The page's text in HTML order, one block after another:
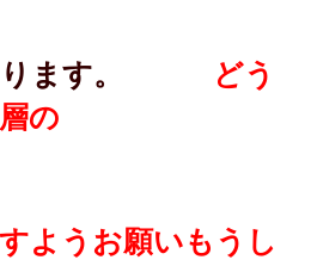
おります。
どう
の
ようお願いもうし